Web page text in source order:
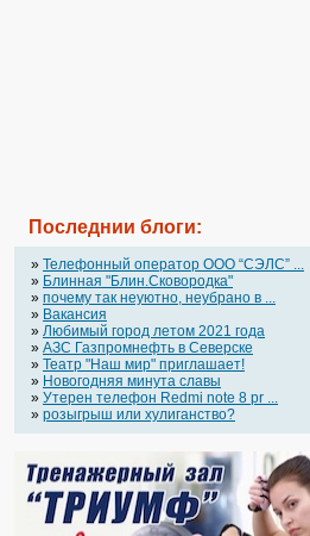
Последнии блоги:
» Телефонный оператор OOO “СЭЛС” ...
» Блинная "Блин.Сковородка"
» почему так неуютно, неубрано в ...
» Вакансия
» Любимый город летом 2021 года
» АЗС Газпромнефть в Северске
» Театр "Наш мир" приглашает!
» Новогодняя минута славы
» Утерен телефон Redmi note 8 pr ...
» розыгрыш или хулиганство?